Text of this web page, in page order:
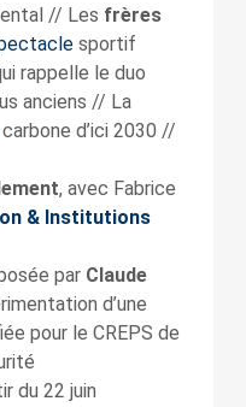
// Les frères
sportif
rappelle le duo
anciens // La
d’ici 2030 //
, avec Fabrice
& Institutions
par Claude
d’une
pour le CREPS de
du 22 juin